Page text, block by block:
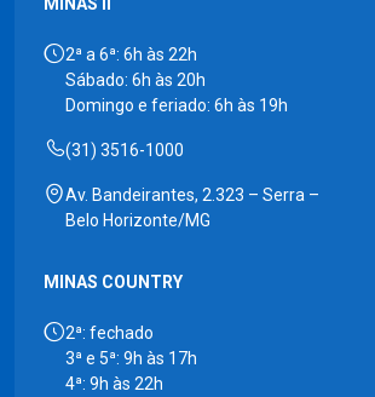
2ª a 6ª: 6h às 22h
Sábado: 6h às 20h
Domingo e feriado: 6h às 19h
(31) 3516-1000
Av. Bandeirantes, 2.323 – Serra –
Belo Horizonte/MG
MINAS COUNTRY
2ª: fechado
3ª e 5ª: 9h às 17h
4ª: 9h às 22h